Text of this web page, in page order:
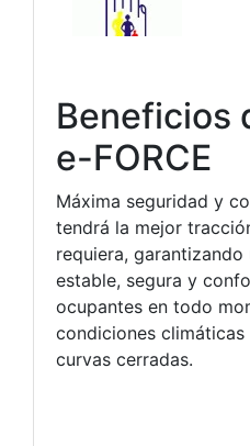
Beneficios
e-FORCE
Máxima seguridad y
tendrá la mejor
requiera,
estable, segura y
ocupantes en todo
condiciones
curvas cerradas.